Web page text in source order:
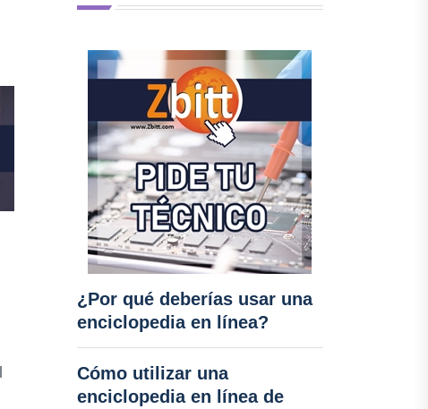
¿Por qué deberías usar una
enciclopedia en línea?
Cómo utilizar una
enciclopedia en línea de